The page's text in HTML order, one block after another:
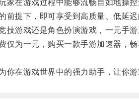
在游戏过程中能够流畅自如地操控
提下，即可享受到高质量、低延迟
游戏还是角色扮演游戏，一元手游
为一元，购买一款手游加速器，
在游戏世界中的强力助手，让你游